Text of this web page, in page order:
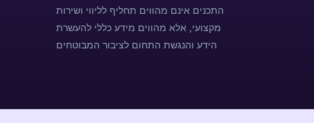
התכנים אינם מהווים תחליף לליווי ושירות
מקצועי, אלא מהווים מידע כללי להעשרת
הידע והנגשת התחום לציבור המבוטחים